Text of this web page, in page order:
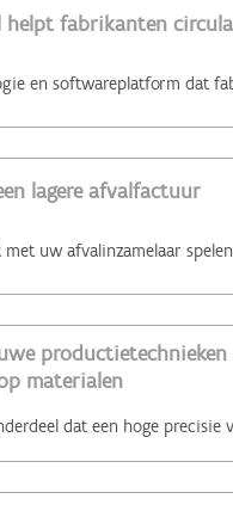
helpt fabrikanten
lagere afvalfactuur
materialen